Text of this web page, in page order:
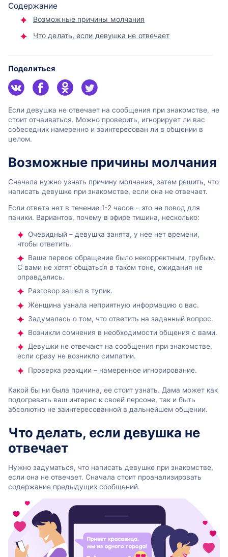
Содержание
Возможные причины молчания
Что делать, если девушка не отвечает
Поделиться
Если девушка не отвечает на сообщения при знакомстве, не
стоит отчаиваться. Можно проверить, игнорирует ли вас
собеседник намеренно и заинтересован ли в общении в
целом.
Возможные причины молчания
Сначала нужно узнать причину молчания, затем решить, что
написать девушке при знакомстве, если она не отвечает.
Если ответа нет в течение 1-2 часов – это не повод для
паники. Вариантов, почему в эфире тишина, несколько:
Очевидный – девушка занята, у нее нет времени,
чтобы ответить.
Ваше первое обращение было некорректным, грубым.
С вами не хотят общаться в таком тоне, ожидания не
оправдались.
Разговор зашел в тупик.
Женщина узнала неприятную информацию о вас.
Задумалась о том, что ответить на заданный вопрос.
Возникли сомнения в необходимости общения с вами.
Девушки не отвечают на сообщения при знакомстве,
если сразу не возникло симпатии.
Проверка реакции – намеренное игнорирование.
Какой бы ни была причина, ее стоит узнать. Дама может как
подогревать ваш интерес к своей персоне, так и быть
абсолютно не заинтересованной в дальнейшем общении.
Что делать, если девушка не
отвечает
Нужно задуматься, что написать девушке при знакомстве,
если она не отвечает. Сначала стоит проанализировать
содержание предыдущих сообщений.